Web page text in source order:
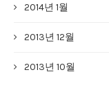
2014년 1월
2013년 12월
2013년 10월